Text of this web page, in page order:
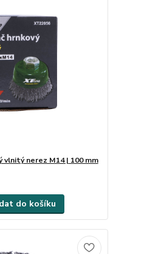
vlnitý nerez M14 | 100 mm
do košíku